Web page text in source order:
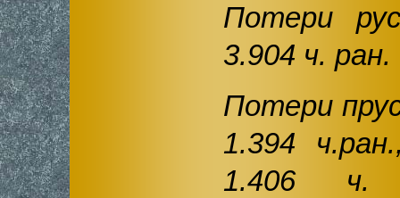
Потери
3.904 ч. ран.
Потери
1.394
1.406 ч.